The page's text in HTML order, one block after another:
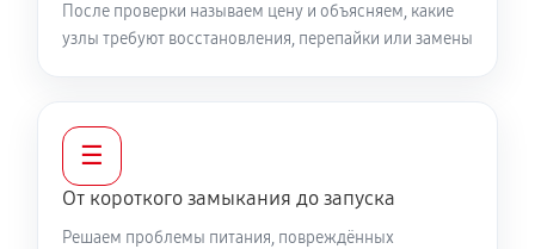
После проверки называем цену и объясняем, какие
узлы требуют восстановления, перепайки или замены
☰
От короткого замыкания до запуска
Решаем проблемы питания, повреждённых